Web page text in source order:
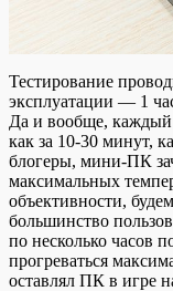
Тестирование
эксплуатации — 1
Да и вообще, каждый
как за 10-30 минут,
блогеры, мини-ПК
максимальных
объективности,
большинство
по несколько часов
прогреваться
оставлял ПК в игре